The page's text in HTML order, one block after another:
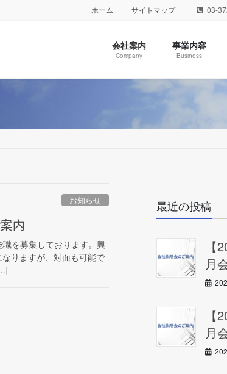
ホーム サイトマップ 03-
会社案内
Company
事業内容
Business
お知らせ
内
を募集しております。興
りますが、対面も可能で
最近の投稿
月
月